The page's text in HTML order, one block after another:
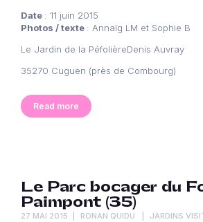
Date : 11 juin 2015
Photos / texte : Annaïg LM et Sophie B
Le Jardin de la PéfolièreDenis Auvray
35270 Cuguen (près de Combourg)
Read more
Le Parc bocager du
Paimpont (35)
27 MAI 2015 RONAN QUIDU JARDINS